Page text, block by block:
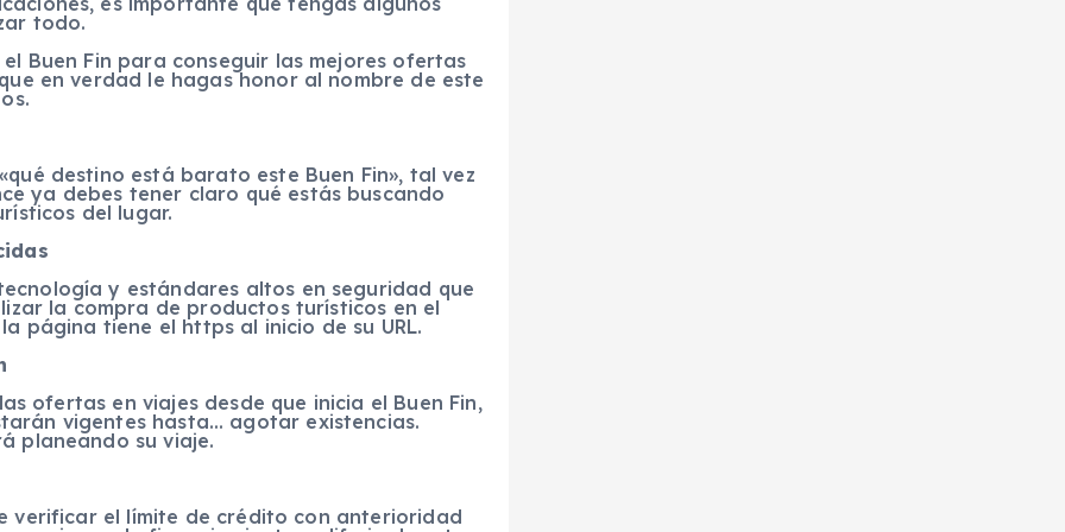
todo.
Buen Fin para conseguir las mejores ofertas
en verdad le hagas honor al nombre de este
destino está barato este Buen Fin», tal vez
ya debes tener claro qué estás buscando
del lugar.
y estándares altos en seguridad que
la compra de productos turísticos en el
página tiene el https al inicio de su URL.
ofertas en viajes desde que inicia el Buen Fin,
vigentes hasta… agotar existencias.
planeando su viaje.
verificar el límite de crédito con anterioridad